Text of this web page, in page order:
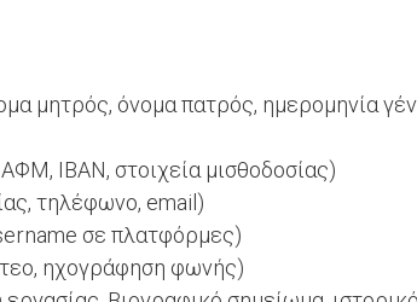
μητρός, όνομα πατρός, ημερομηνία
IBAN, στοιχεία μισθοδοσίας)
τηλέφωνο, email)
σε πλατφόρμες)
ηχογράφηση φωνής)